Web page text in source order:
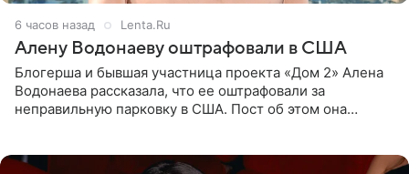
6 часов назад Lenta.Ru
Алену Водонаеву оштрафовали в США
Блогерша и бывшая участница проекта «Дом 2» Алена
Водонаева рассказала, что ее оштрафовали за
неправильную парковку в США. Пост об этом она